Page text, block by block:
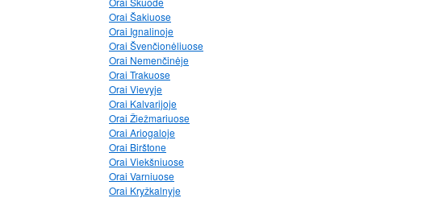
Orai Šakiuose
Orai Ignalinoje
Orai Švenčionėliuose
Orai Nemenčinėje
Orai Trakuose
Orai Vievyje
Orai Kalvarijoje
Orai Žiežmariuose
Orai Ariogaloje
Orai Birštone
Orai Viekšniuose
Orai Varniuose
Orai Kryžkalnyje